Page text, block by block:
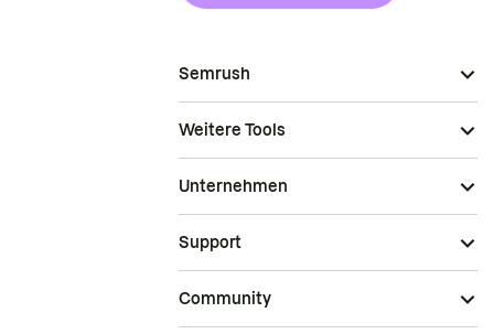
Semrush
Weitere Tools
Unternehmen
Support
Community